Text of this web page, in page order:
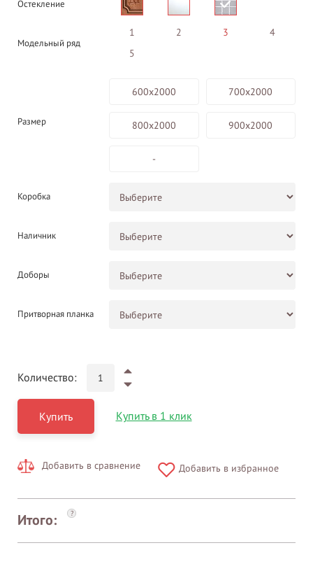
Остекление
Модельный ряд
1 2 3
4
5
Размер
600х2000 700х2000
800х2000 900х2000
-
Коробка
Наличник
Доборы
Притворная планка
Количество:
Купить Купить в 1 клик
Добавить в сравнение Добавить в избранное
Итого: ?